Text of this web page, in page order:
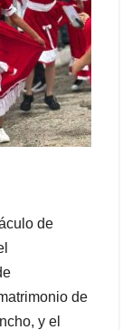
de
de
y el